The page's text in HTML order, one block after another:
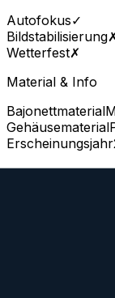
Autofokus✓
Bildstabilisierung
Wetterfest✗
Material & Info
Bajonettmaterial
Gehäusematerial
Erscheinungsjahr
Mit